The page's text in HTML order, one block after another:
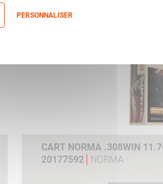
CART NORMA .308WIN
20177592
NORMA
PERSONNALISER